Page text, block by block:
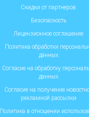
Скидки от партнеров
Безопасность
Лицензионное соглашение
Политика обработки
данных
Согласие на обработку
данных
Согласие на получение
рекламной рассылки
Политика в отношении